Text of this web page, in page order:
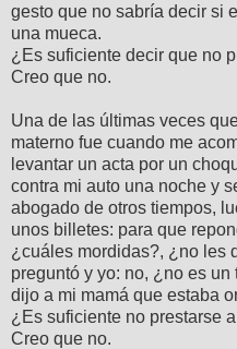
gesto que no sabría decir si
una mueca.
¿Es suficiente decir que no
Creo que no.
Una de las últimas veces
materno fue cuando me
levantar un acta por un
contra mi auto una noche y
abogado de otros tiempos,
unos billetes: para que
¿cuáles mordidas?, ¿no les
preguntó y yo: no, ¿no es
dijo a mi mamá que estaba
¿Es suficiente no prestarse
Creo que no.